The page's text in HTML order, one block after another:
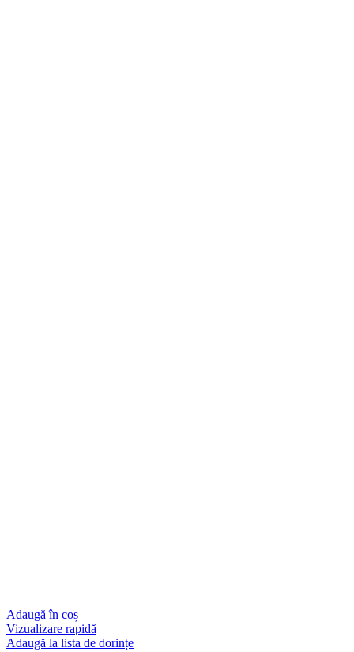
Adaugă în coș
Vizualizare rapidă
Adaugă la lista de dorințe